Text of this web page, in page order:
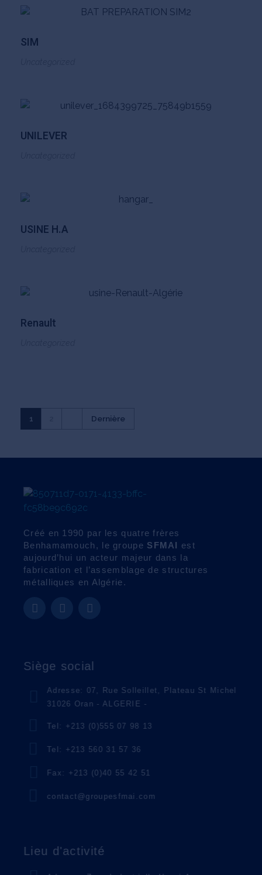
SIM
UNILEVER
USINE H.A
Renault
1 Dernière
Créé en 1990 par les quatre frères
Benhamamouch, le groupe SFMAI est
aujourd’hui un acteur majeur dans la
fabrication et l’assemblage de structures
métalliques en Algérie.
Siège social
Adresse: 07, Rue Solleillet, Plateau St Michel
31026 Oran - ALGERIE -
Tel: +213 (0)555 07 98 13
Tel: +213 560 31 57 36
Fax: +213 (0)40 55 42 51
contact@groupesfmai.com
Lieu d'activité